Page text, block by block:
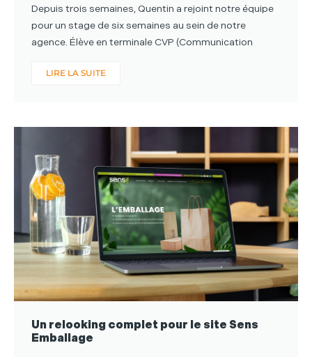
Depuis trois semaines, Quentin a rejoint notre équipe
pour un stage de six semaines au sein de notre
agence. Élève en terminale CVP (Communication
LIRE LA SUITE
Un relooking complet pour le site Sens
Emballage